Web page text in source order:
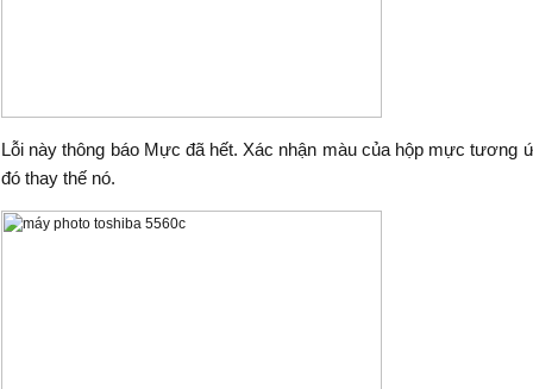
Lỗi này thông báo Mực đã hết. Xác nhận màu của hộp mực tương
đó thay thế nó.